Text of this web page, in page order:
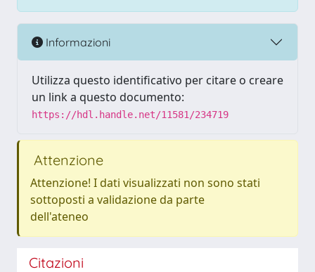
Informazioni
Utilizza questo identificativo per citare o creare
un link a questo documento:
https://hdl.handle.net/11581/234719
Attenzione
Attenzione! I dati visualizzati non sono stati
sottoposti a validazione da parte
dell'ateneo
Citazioni